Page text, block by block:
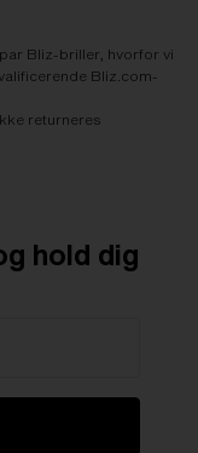
Bliz-briller, hvorfor vi
Bliz.com-
returneres
hold dig